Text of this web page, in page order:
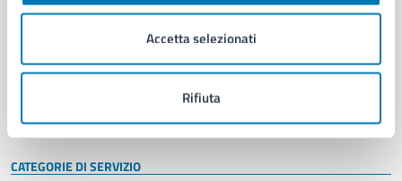
Accetta selezionati
Rifiuta
Enti e fondazioni
Personale amministrativo
Intranet, posta aziendale e protocollo
CATEGORIE DI SERVIZIO